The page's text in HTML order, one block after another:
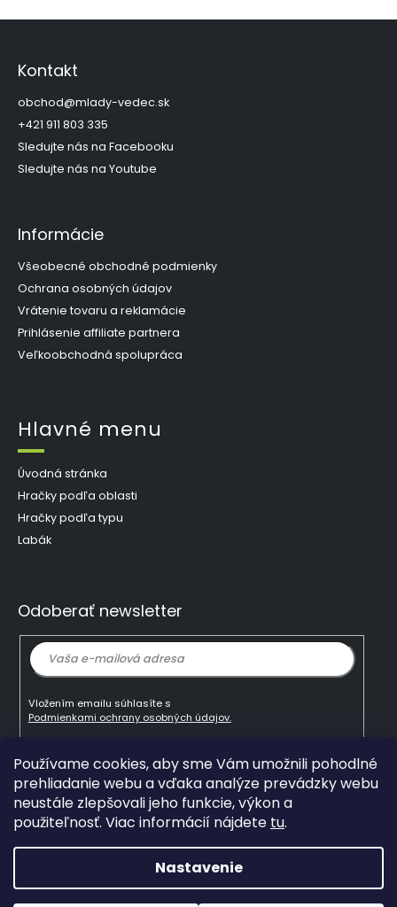
Používame cookies, aby sme Vám umožnili pohodlné
prehliadanie webu a vďaka analýze prevádzky webu
neustále zlepšovali jeho funkcie, výkon a
použiteľnosť. Viac informácií nájdete tu.
Nastavenie
Kontakt
obchod@mlady-vedec.sk
+421 911 803 335
Sledujte nás na Facebooku
Sledujte nás na Youtube
Informácie
Všeobecné obchodné podmienky
Ochrana osobných údajov
Vrátenie tovaru a reklamácie
Prihlásenie affiliate partnera
Veľkoobchodná spolupráca
Hlavné menu
Úvodná stránka
Hračky podľa oblasti
Hračky podľa typu
Labák
Odoberať newsletter
Vložením emailu súhlasíte s
Podmienkami ochrany osobných údajov.
Prihlásiť
sa
mlady-vedec.sk
. Všetky práva
vyhradené.Upraviť nastavenie cookies
Grafický návrh vytvořil a na Shoptet implementoval
Hladatechka s.r.o.